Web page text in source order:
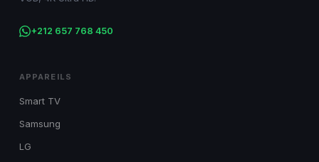
+212 657 768 450
APPAREILS
Smart TV
Samsung
LG